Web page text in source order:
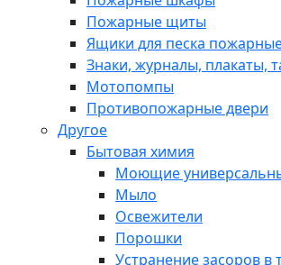
Пожарные щиты
Ящики для песка
Знаки, журналы, плакаты,
Мотопомпы
Противопожарные двери
Другое
Бытовая химия
Моющие
Мыло
Освежители
Порошки
Устранение засоров в